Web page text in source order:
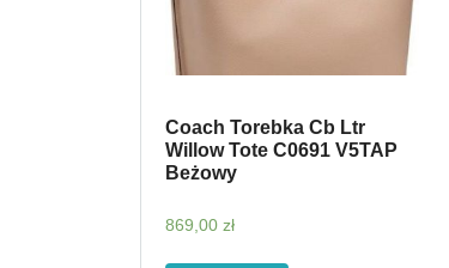
Coach Torebka Cb Ltr
Willow Tote C0691 V5TAP
Beżowy
869,00 zł